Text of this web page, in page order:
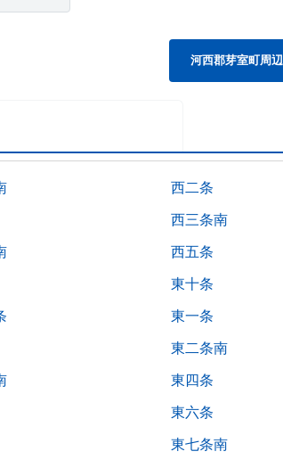
河西郡芽室町周
西二条
西三条南
西五条
東十条
東一条
東二条南
東四条
東六条
東七条南